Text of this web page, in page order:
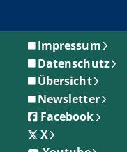
Impressum
Datenschutz
Übersicht
Newsletter
Facebook
X